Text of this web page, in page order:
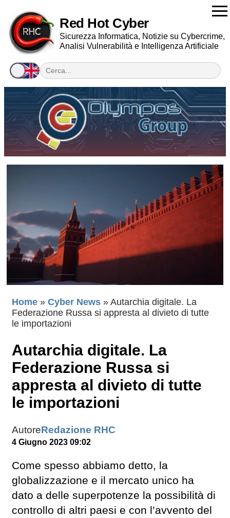
Red Hot Cyber
Sicurezza Informatica, Notizie su Cybercrime,
Analisi Vulnerabilità e Intelligenza Artificiale
Home » Cyber News » Autarchia digitale. La
Federazione Russa si appresta al divieto di tutte
le importazioni
Autarchia digitale. La
Federazione Russa si
appresta al divieto di tutte
le importazioni
AutoreRedazione RHC
4 Giugno 2023 09:02
Come spesso abbiamo detto, la
globalizzazione e il mercato unico ha
dato a delle superpotenze la possibilità di
controllo di altri paesi e con l’avvento del